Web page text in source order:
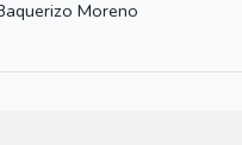
Moreno